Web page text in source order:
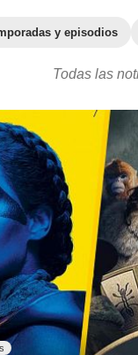
y episodios
Todas las